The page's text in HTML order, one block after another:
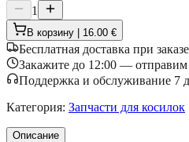
1
В корзину | 16.00 €
Бесплатная доставка при
Закажите до 12:00 — отправим
Поддержка и обслуживание 7
Категория: Запчасти для косилок
Описание